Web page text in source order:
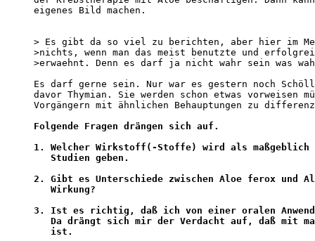
Folgende Fragen drängen sich auf.
1. Welcher Wirkstoff(-Stoffe) wird als maßgeblich
   Studien geben.
2. Gibt es Unterschiede zwischen Aloe ferox und
   Wirkung?
3. Ist es richtig, daß ich von einer oralen
Da drängt sich mir der Verdacht auf, daß mit
   ist.